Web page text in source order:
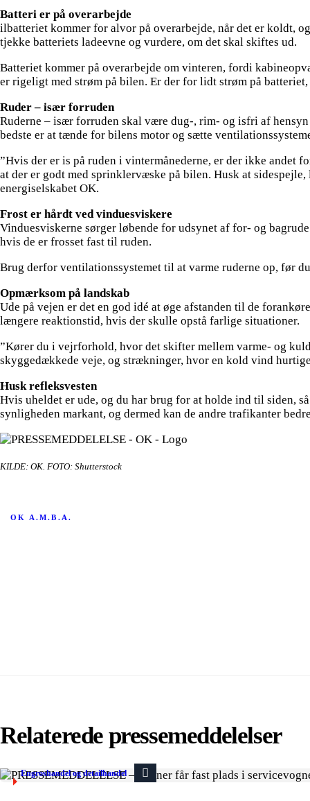
Batteri er på overarbejde
ilbatteriet kommer for alvor på overarbejde, når det er koldt,
tjekke batteriets ladeevne og vurdere, om det skal skiftes ud.
Batteriet kommer på overarbejde om vinteren, fordi
er rigeligt med strøm på bilen. Er der for lidt strøm på
Ruder – især forruden
Ruderne – især forruden skal være dug-, rim- og isfri af
bedste er at tænde for bilens motor og sætte
”Hvis der er is på ruden i vintermånederne, er der ikke andet
at der er godt med sprinklervæske på bilen. Husk at
energiselskabet OK.
Frost er hårdt ved vinduesviskere
Vinduesviskerne sørger løbende for udsynet af for- og
hvis de er frosset fast til ruden.
Brug derfor ventilationssystemet til at varme ruderne op, før
Opmærksom på landskab
Ude på vejen er det en god idé at øge afstanden til de
længere reaktionstid, hvis der skulle opstå farlige situationer.
”Kører du i vejrforhold, hvor det skifter mellem varme- og
skyggedækkede veje, og strækninger, hvor en kold vind
Husk refleksvesten
Hvis uheldet er ude, og du har brug for at holde ind til siden,
synligheden markant, og dermed kan de andre trafikanter
KILDE: OK. FOTO: Shutterstock
OK A.M.B.A.
Relaterede pressemeddelelser
Engroshandel og detailhandel